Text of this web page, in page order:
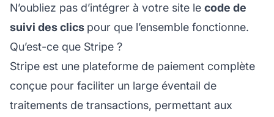
N’oubliez pas d’intégrer à votre site le code de
suivi des clics pour que l’ensemble fonctionne.
Qu’est-ce que Stripe ?
Stripe est une plateforme de paiement complète
conçue pour faciliter un large éventail de
traitements de transactions, permettant aux